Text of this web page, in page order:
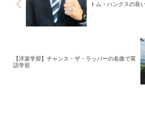
トム・ハンクスの良
【洋楽学習】チャンス・ザ・ラッパーの名曲で英
語学習